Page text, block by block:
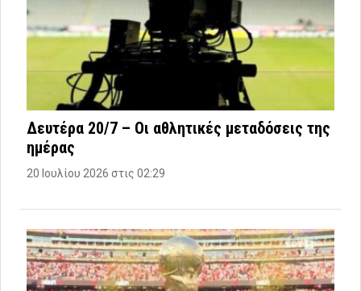
Δευτέρα 20/7 – Οι αθλητικές μεταδόσεις της
ημέρας
20 Ιουλίου 2026 στις 02:29